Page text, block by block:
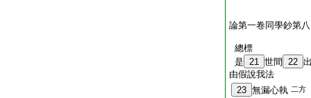
論第一卷同學鈔第
總標
是 21 世間 22
由假說我法
23 無漏心執 二方